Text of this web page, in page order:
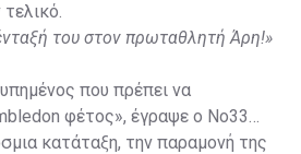
του στον πρωταθλητή Άρη!»
που πρέπει να
φέτος», έγραψε ο Νο33
κατάταξη, την παραμονή της